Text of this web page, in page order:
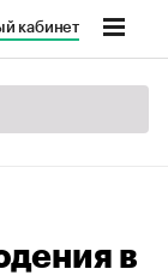
кабинет
в